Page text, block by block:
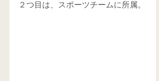
２つ目は、スポーツチームに所属。